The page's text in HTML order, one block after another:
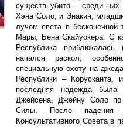
существ убито – среди
Хэна Соло, и Энакин,
лучом света в
Мары, Бена Скайуокера. С
Республика
начался раскол,
специальную охоту на
Республики –
последняя надежда была
Джейсена, Джейну Соло
Силы. После падения
Консультативного Совета в